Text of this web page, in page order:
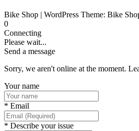
Bike Shop | WordPress Theme: Bike
0
Connecting
Please wait...
Send a message
Sorry, we aren't online at the moment.
Your name
* Email
* Describe your issue